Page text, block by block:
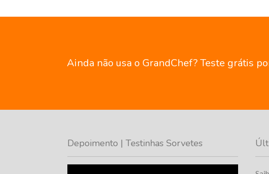
Ainda não usa o GrandChef? Teste grátis
Depoimento | Testinhas Sorvetes